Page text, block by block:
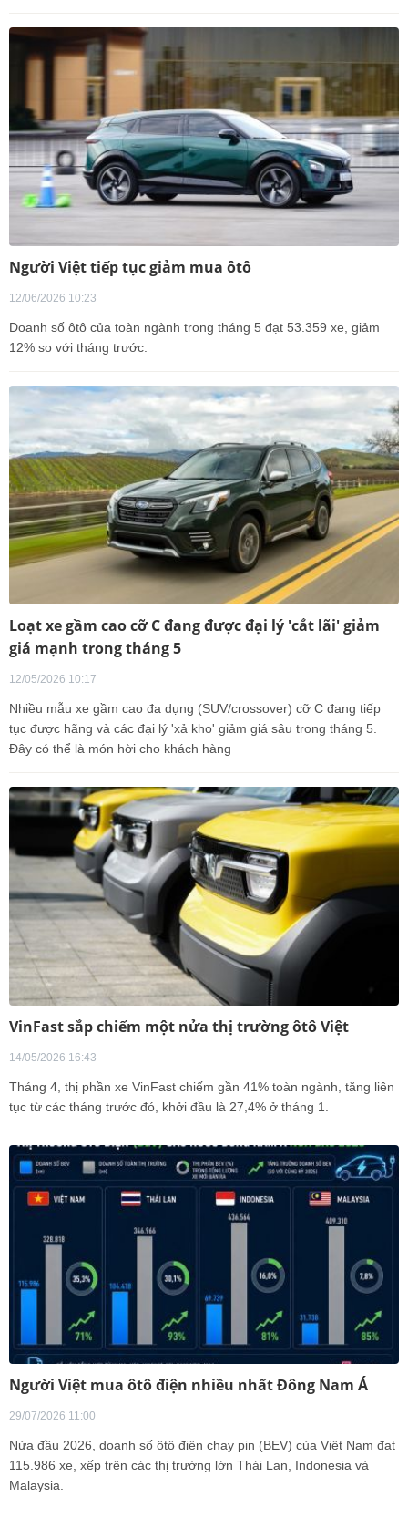
Người Việt tiếp tục giảm mua ôtô
12/06/2026 10:23
Doanh số ôtô của toàn ngành trong tháng 5 đạt 53.359 xe, giảm
12% so với tháng trước.
Loạt xe gầm cao cỡ C đang được đại lý 'cắt lãi' giảm
giá mạnh trong tháng 5
12/05/2026 10:17
Nhiều mẫu xe gầm cao đa dụng (SUV/crossover) cỡ C đang tiếp
tục được hãng và các đại lý 'xả kho' giảm giá sâu trong tháng 5.
Đây có thể là món hời cho khách hàng
VinFast sắp chiếm một nửa thị trường ôtô Việt
14/05/2026 16:43
Tháng 4, thị phần xe VinFast chiếm gần 41% toàn ngành, tăng liên
tục từ các tháng trước đó, khởi đầu là 27,4% ở tháng 1.
Người Việt mua ôtô điện nhiều nhất Đông Nam Á
29/07/2026 11:00
Nửa đầu 2026, doanh số ôtô điện chạy pin (BEV) của Việt Nam đạt
115.986 xe, xếp trên các thị trường lớn Thái Lan, Indonesia và
Malaysia.